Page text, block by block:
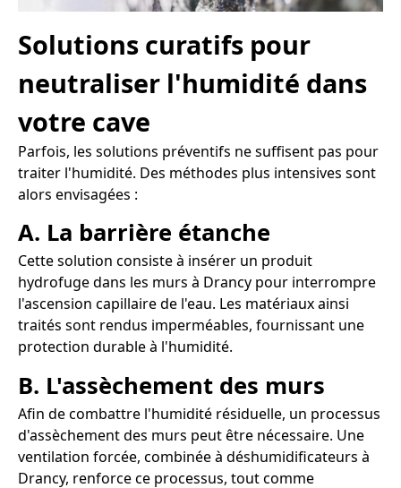
Solutions curatifs pour
neutraliser l'humidité dans
votre cave
Parfois, les solutions préventifs ne suffisent pas pour
traiter l'humidité. Des méthodes plus intensives sont
alors envisagées :
A. La barrière étanche
Cette solution consiste à insérer un produit
hydrofuge dans les murs à Drancy pour interrompre
l'ascension capillaire de l'eau. Les matériaux ainsi
traités sont rendus imperméables, fournissant une
protection durable à l'humidité.
B. L'assèchement des murs
Afin de combattre l'humidité résiduelle, un processus
d'assèchement des murs peut être nécessaire. Une
ventilation forcée, combinée à déshumidificateurs à
Drancy, renforce ce processus, tout comme